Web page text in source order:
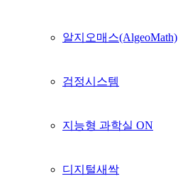
알지오매스(AlgeoMath)
검정시스템
지능형 과학실 ON
디지털새싹